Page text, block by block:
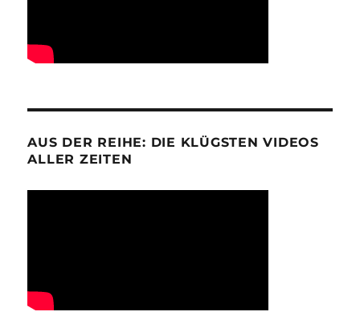
AUS DER REIHE: DIE KLÜGSTEN VIDEOS
ALLER ZEITEN